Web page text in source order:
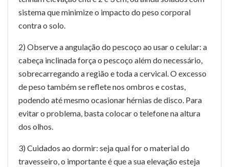
sistema que minimize o impacto do peso corporal
contra o solo.
2) Observe a angulação do pescoço ao usar o celular: a
cabeça inclinada força o pescoço além do necessário,
sobrecarregando a região e toda a cervical. O excesso
de peso também se reflete nos ombros e costas,
podendo até mesmo ocasionar hérnias de disco. Para
evitar o problema, basta colocar o telefone na altura
dos olhos.
3) Cuidados ao dormir: seja qual for o material do
travesseiro, o importante é que a sua elevação esteja